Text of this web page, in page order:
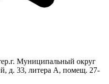
Муниципальный округ
д. 33, литера А, помещ. 27-